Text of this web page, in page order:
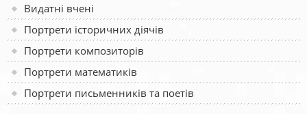
Видатні вчені
Портрети історичних діячів
Портрети композиторів
Портрети математиків
Портрети письменників та поетів